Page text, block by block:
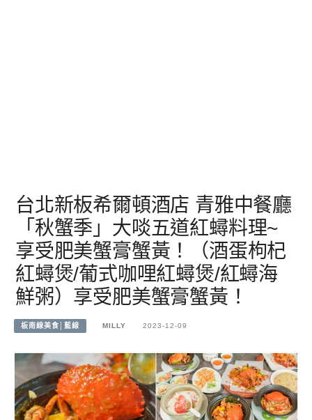
台北新板希爾頓酒店 青雅中餐廳
「秋蟹季」大啖五道紅蟳料理~
享受肥美蟹膏蟹黃！（酒蛋枸杞
紅蟳煲/葡式咖哩紅蟳煲/紅蟳海
鮮粥）享受肥美蟹膏蟹黃！
板南線美食│藍線 MILLY 2023-12-09